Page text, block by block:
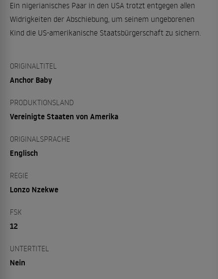
Ein nigerianisches Paar in den USA trotzt entgegen allen
Widrigkeiten der Abschiebung, um seinem ungeborenen
Kind die US-amerikanische Staatsbürgerschaft zu sichern.
ORIGINALTITEL
Anchor Baby
PRODUKTIONSLAND
Vereinigte Staaten von Amerika
ORIGINALSPRACHE
Englisch
REGIE
Lonzo Nzekwe
FSK
12
UNTERTITEL
Nein